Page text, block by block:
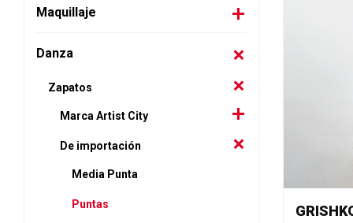
Maquillaje
Danza
Zapatos
Marca Artist City
De importación
Media Punta
Puntas